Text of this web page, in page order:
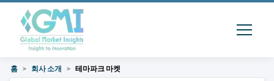
홈 회사 소개 테마파크 마켓